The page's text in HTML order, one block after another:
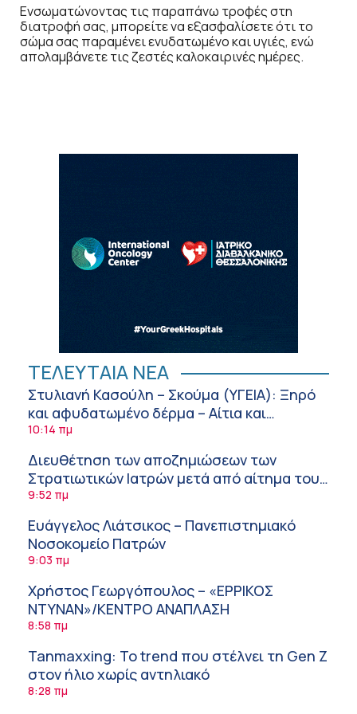
Ενσωματώνοντας τις παραπάνω τροφές στη
διατροφή σας, μπορείτε να εξασφαλίσετε ότι το
σώμα σας παραμένει ενυδατωμένο και υγιές, ενώ
απολαμβάνετε τις ζεστές καλοκαιρινές ημέρες.
ΤΕΛΕΥΤΑΙΑ ΝΕΑ
Στυλιανή Κασούλη – Σκούμα (ΥΓΕΙΑ): Ξηρό
και αφυδατωμένο δέρμα – Αίτια και
αντιμετώπιση
10:14 πμ
Διευθέτηση των αποζημιώσεων των
Στρατιωτικών Ιατρών μετά από αίτημα του
ΙΣΑ
9:52 πμ
Ευάγγελος Λιάτσικος – Πανεπιστημιακό
Νοσοκομείο Πατρών
9:03 πμ
Χρήστος Γεωργόπουλος – «ΕΡΡΙΚΟΣ
ΝΤΥΝΑΝ»/ΚΕΝΤΡΟ ΑΝΑΠΛΑΣΗ
8:58 πμ
Tanmaxxing: To trend που στέλνει τη Gen Z
στον ήλιο χωρίς αντηλιακό
8:28 πμ